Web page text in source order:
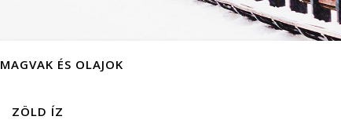
MAGVAK ÉS OLAJOK
ZÖLD ÍZ